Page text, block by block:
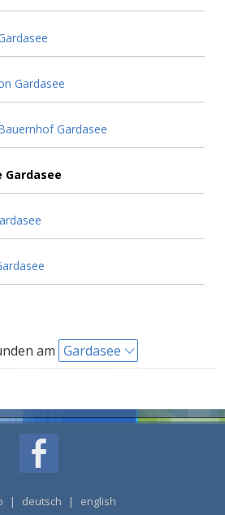
Gardasee
Gardasee
Gardasee
am Gardasee
| deutsch | english